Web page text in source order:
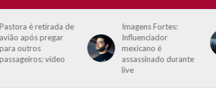
Pastora é retirada de
avião após pregar
para outros
passageiros; vídeo
Imagens Fortes:
Influenciador
mexicano é
assassinado durante
live